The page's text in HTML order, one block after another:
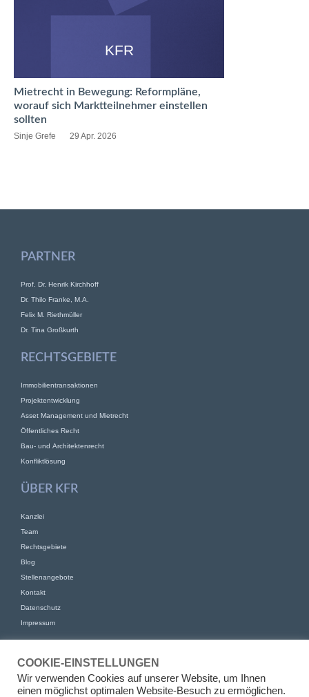
KFR
Mietrecht in Bewegung: Reformpläne,
worauf sich Marktteilnehmer einstellen
sollten
Sinje Grefe 29 Apr. 2026
PARTNER
Prof. Dr. Henrik Kirchhoff
Dr. Thilo Franke, M.A.
Felix M. Riethmüller
Dr. Tina Großkurth
RECHTSGEBIETE
Immobilientransaktionen
Projektentwicklung
Asset Management und Mietrecht
Öffentliches Recht
Bau- und Architektenrecht
Konfliktlösung
ÜBER KFR
Kanzlei
Team
Rechtsgebiete
Blog
Stellenangebote
Kontakt
Datenschutz
Impressum
KFR Kirchhoff Franke Riethmüller Partnerschaft von Rechtsanwälten
mbB
COOKIE-EINSTELLUNGEN
Wir verwenden Cookies auf unserer Website, um Ihnen
einen möglichst optimalen Website-Besuch zu ermöglichen.